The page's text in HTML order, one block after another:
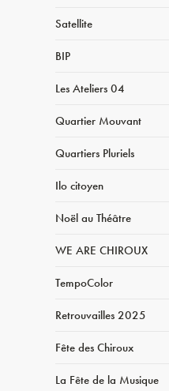
Satellite
BIP
Les Ateliers 04
Quartier Mouvant
Quartiers Pluriels
Ilo citoyen
Noël au Théâtre
WE ARE CHIROUX
TempoColor
Retrouvailles 2025
Fête des Chiroux
La Fête de la Musique